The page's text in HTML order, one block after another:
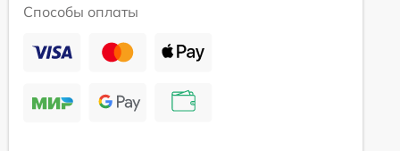
Способы оплаты